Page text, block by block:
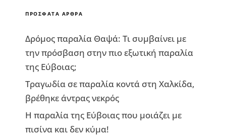
ΠΡΌΣΦΑΤΑ ΆΡΘΡΑ
Δρόμος παραλία Θαψά: Τι συμβαίνει με
την πρόσβαση στην πιο εξωτική παραλία
της Εύβοιας;
Τραγωδία σε παραλία κοντά στη Χαλκίδα,
βρέθηκε άντρας νεκρός
Η παραλία της Εύβοιας που μοιάζει με
πισίνα και δεν κύμα!